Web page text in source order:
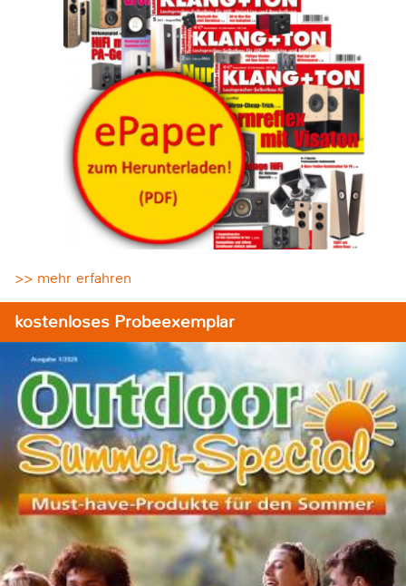
>> mehr erfahren
kostenloses Probeexemplar